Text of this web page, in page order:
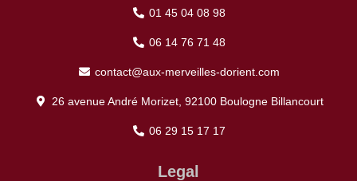
01 45 04 08 98
06 14 76 71 48
contact@aux-merveilles-dorient.com
26 avenue André Morizet, 92100 Boulogne Billancourt
06 29 15 17 17
Legal